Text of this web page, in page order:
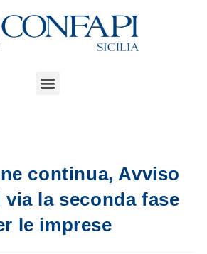
continua, Avviso
via la seconda fase
le imprese